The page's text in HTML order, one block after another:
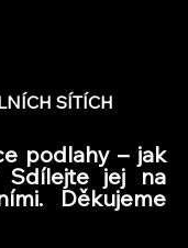
SÍTÍCH
podlahy – jak
jej na
Děkujeme